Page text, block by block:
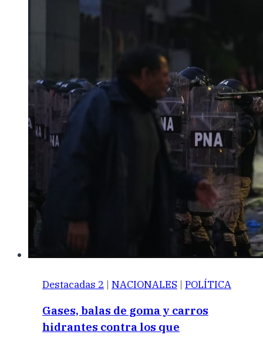
Destacadas 2 | NACIONALES | POLÍTICA
Gases, balas de goma y carros
hidrantes contra los que